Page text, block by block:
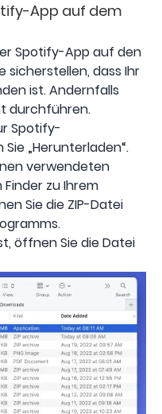
App auf dem
Spotify-App auf den
sicherstellen, dass Ihr
ist. Andernfalls
durchführen.
Spotify-
„Herunterladen“.
verwendeten
zu Ihrem
Sie die ZIP-Datei
öffnen Sie die Datei